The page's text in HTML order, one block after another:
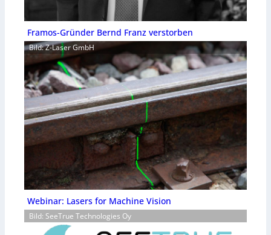
Framos-Gründer Bernd Franz verstorben
Bild: Z-Laser GmbH
Webinar: Lasers for Machine Vision
Bild: SeeTrue Technologies Oy